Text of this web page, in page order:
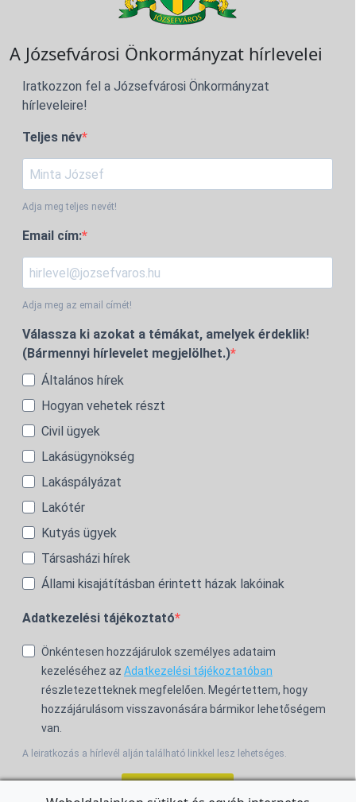
A Józsefvárosi Önkormányzat hírlevelei
Iratkozzon fel a Józsefvárosi Önkormányzat
hírleveleire!
Teljes név
Adja meg teljes nevét!
Email cím:
Adja meg az email címét!
Válassza ki azokat a témákat, amelyek érdeklik!
(Bármennyi hírlevelet megjelölhet.)
Általános hírek
Hogyan vehetek részt
Civil ügyek
Lakásügynökség
Lakáspályázat
Lakótér
Kutyás ügyek
Társasházi hírek
Állami kisajátításban érintett házak lakóinak
Adatkezelési tájékoztató
Önkéntesen hozzájárulok személyes adataim
kezeléséhez az Adatkezelési tájékoztatóban
részletezetteknek megfelelően. Megértettem, hogy
hozzájárulásom visszavonására bármikor lehetőségem
van.
A leiratkozás a hírlevél alján található linkkel lesz lehetséges.